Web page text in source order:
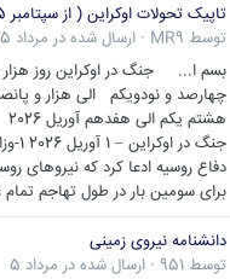
تاپیک تحولات اوکراین ( از سپتامبر 2025)
توسط MR9
· ارسال شده در مرداد 5
بسم ا... جنگ در اوکراین روز هزار
چهارصد و نودویکم الی هزار و
هشتم یکم الی هفدهم آوریل 2026
جنگ در اوکراین
دفاع روسیه ادعا کرد که نیروهای
برای سومین بار در طول تهاجم تمام
دانشنامه نیروی زمینی
توسط 951
· ارسال شده در مرداد 5